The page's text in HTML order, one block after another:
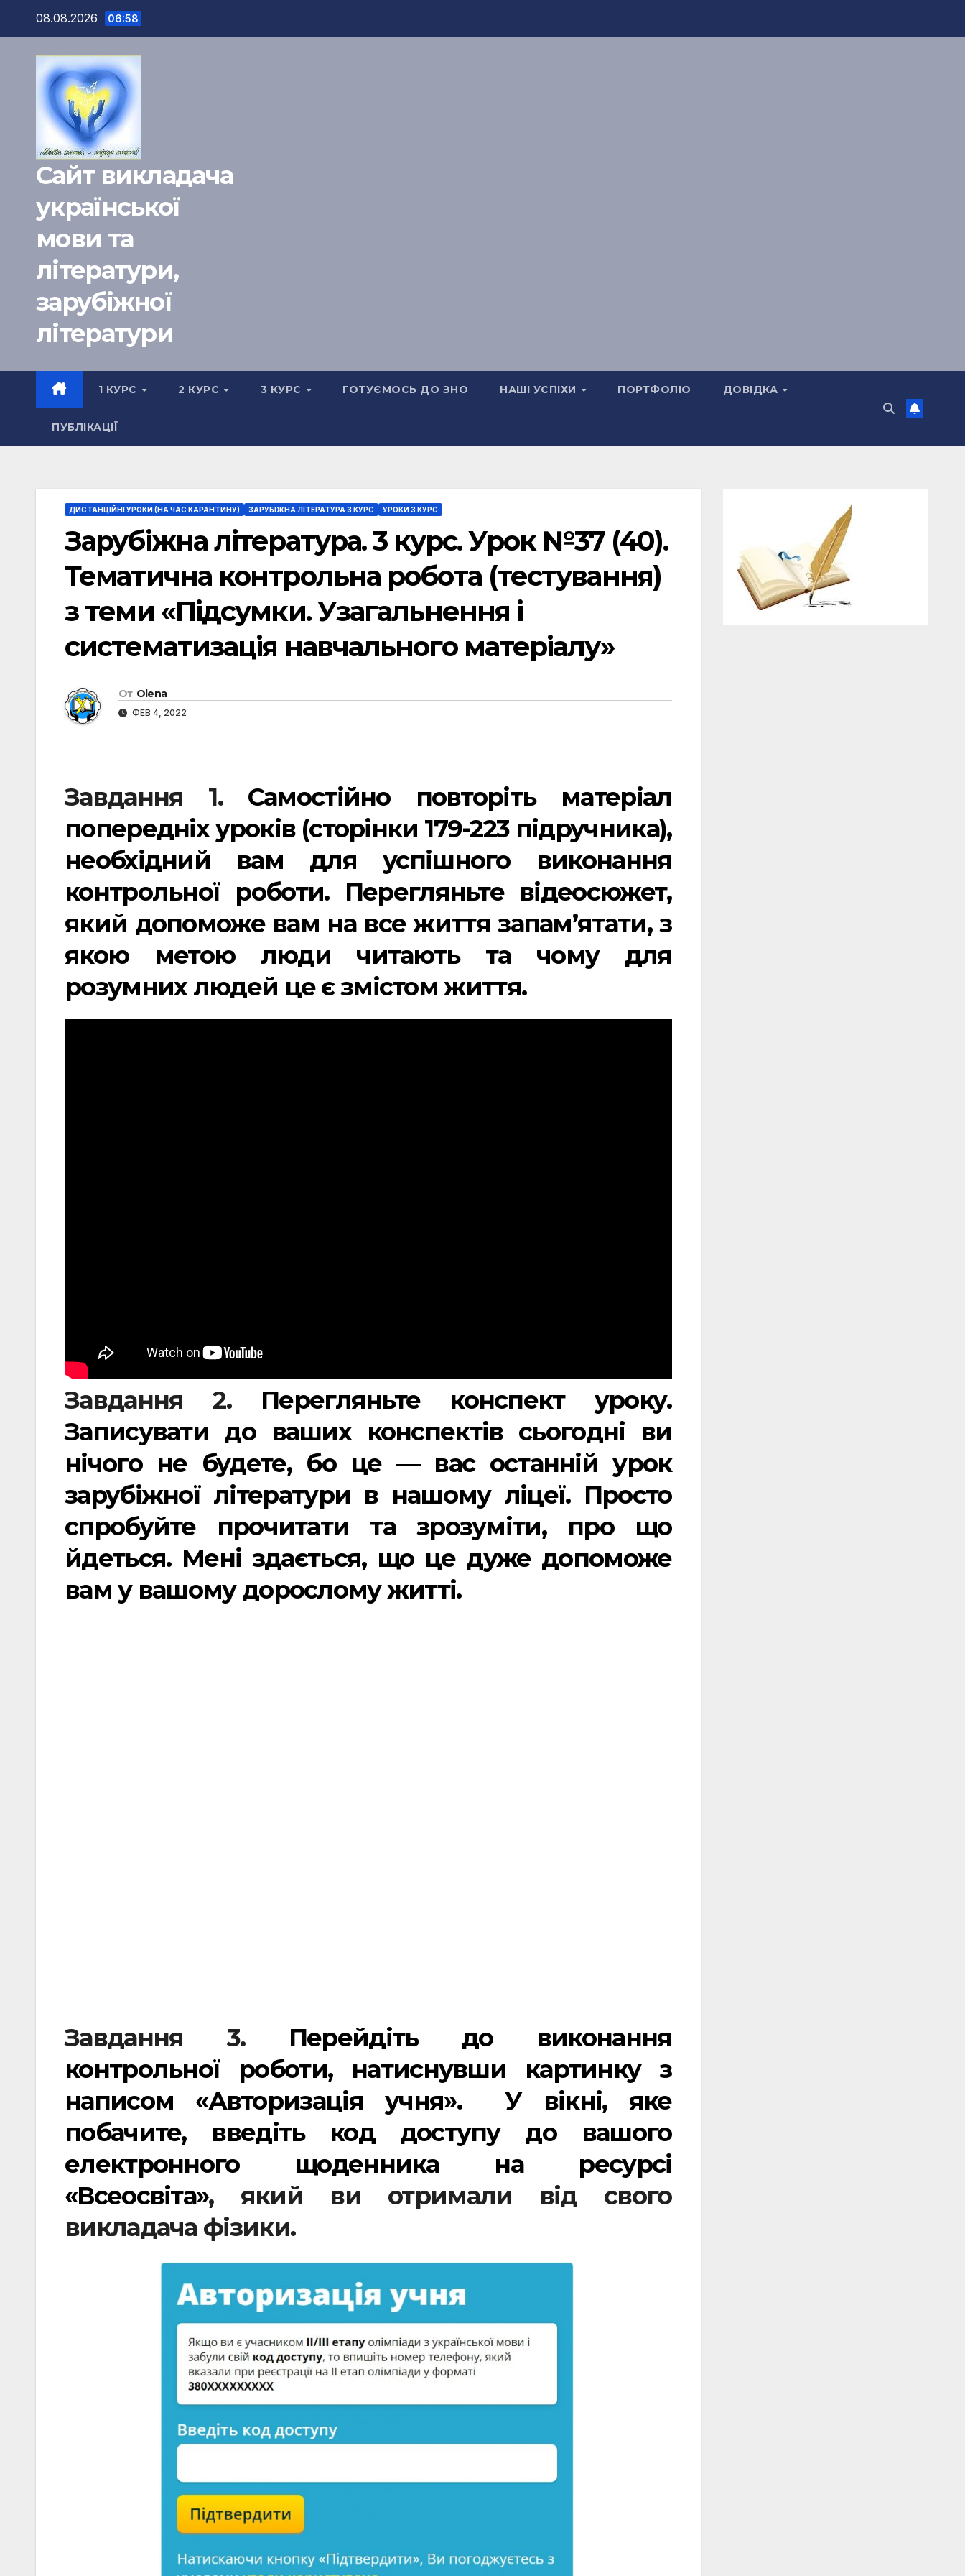
Перейти
содержимому
08.08.2026 06:58
Сайт викладача
української
мови та
літератури,
зарубіжної
літератури
1 КУРС 2 КУРС 3 КУРС ГОТУЄМОСЬ ДО ЗНО НАШІ УСПІХИ ПОРТФОЛІО ДОВІДКА
ПУБЛІКАЦІЇ
ДИСТАНЦІЙНІ УРОКИ (НА ЧАС КАРАНТИНУ) ЗАРУБІЖНА ЛІТЕРАТУРА 3 КУРС УРОКИ 3 КУРС
Зарубіжна література. 3 курс. Урок №37 (40).
Тематична контрольна робота (тестування)
з теми «Підсумки. Узагальнення і
систематизація навчального матеріалу»
От Olena
ФЕВ 4, 2022
Завдання 1. Самостійно повторіть матеріал
попередніх уроків (сторінки 179-223 підручника),
необхідний вам для успішного виконання
контрольної роботи. Перегляньте відеосюжет,
який допоможе вам на все життя запам’ятати, з
якою метою люди читають та чому для
розумних людей це є змістом життя.
Завдання 2. Перегляньте конспект уроку.
Записувати до ваших конспектів сьогодні ви
нічого не будете, бо це — вас останній урок
зарубіжної літератури в нашому ліцеї. Просто
спробуйте прочитати та зрозуміти, про що
йдеться. Мені здається, що це дуже допоможе
вам у вашому дорослому житті.
Завдання 3. Перейдіть до виконання
контрольної роботи, натиснувши картинку з
написом «Авторизація учня». У вікні, яке
побачите, введіть код доступу до вашого
електронного щоденника на ресурсі
«Всеосвіта», який ви отримали від свого
викладача фізики.